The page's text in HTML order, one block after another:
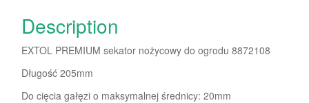
Description
EXTOL PREMIUM sekator nożycowy do ogrodu 8872108
Długość 205mm
Do cięcia gałęzi o maksymalnej średnicy: 20mm